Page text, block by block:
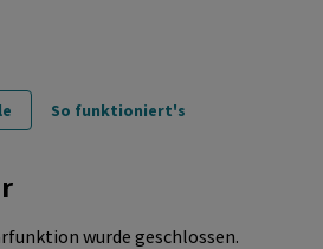
So funktioniert's
wurde geschlossen.